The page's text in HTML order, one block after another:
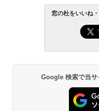
窓の杜をいいね
Google 検索で当サ